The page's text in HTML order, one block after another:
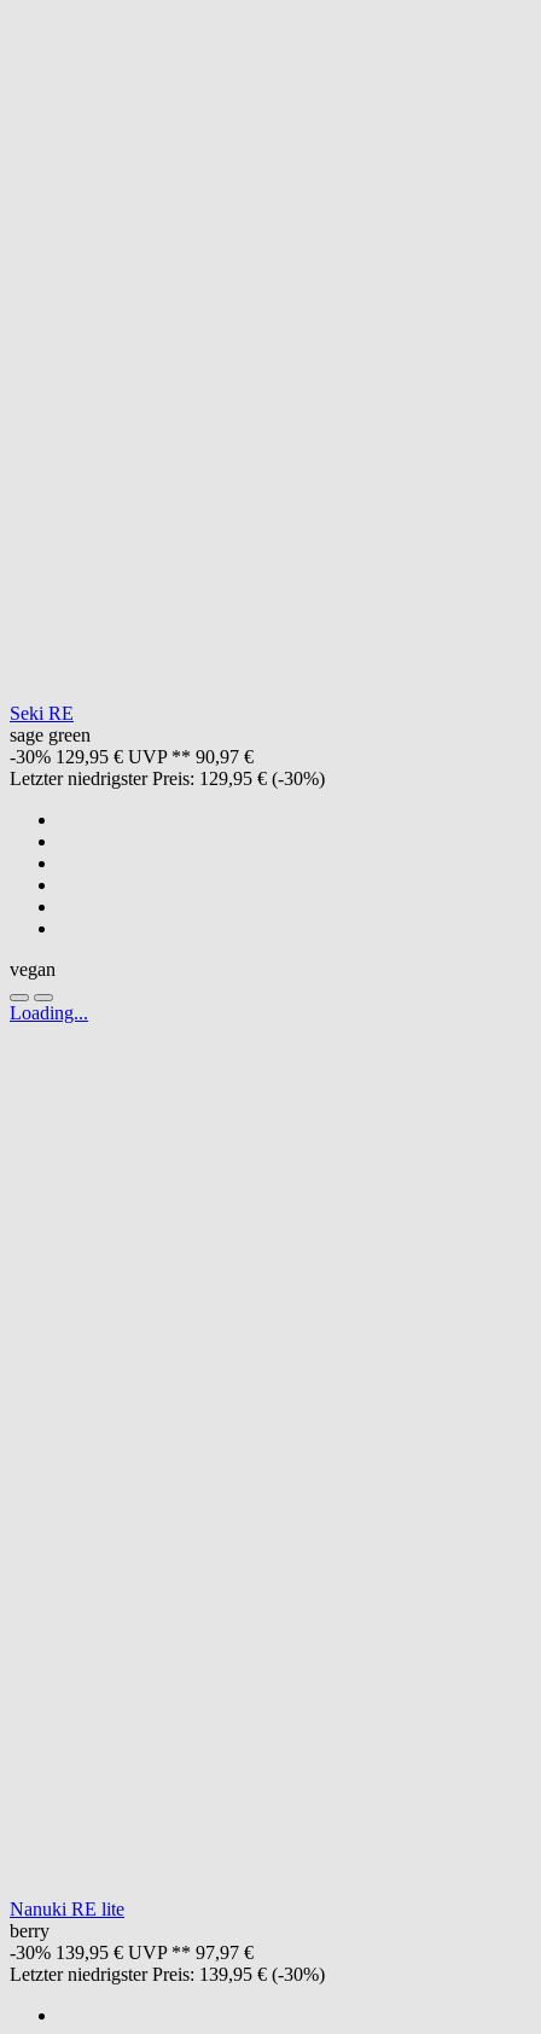
Seki RE
sage green
-30% 129,95 € UVP ** 90,97 €
Letzter niedrigster Preis: 129,95 € (-30%)
vegan
Loading...
Nanuki RE lite
berry
-30% 139,95 € UVP ** 97,97 €
Letzter niedrigster Preis: 139,95 € (-30%)